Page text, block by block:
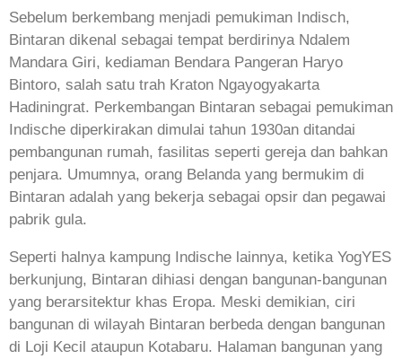
Sebelum berkembang menjadi pemukiman Indisch,
Bintaran dikenal sebagai tempat berdirinya Ndalem
Mandara Giri, kediaman Bendara Pangeran Haryo
Bintoro, salah satu trah Kraton Ngayogyakarta
Hadiningrat. Perkembangan Bintaran sebagai pemukiman
Indische diperkirakan dimulai tahun 1930an ditandai
pembangunan rumah, fasilitas seperti gereja dan bahkan
penjara. Umumnya, orang Belanda yang bermukim di
Bintaran adalah yang bekerja sebagai opsir dan pegawai
pabrik gula.
Seperti halnya kampung Indische lainnya, ketika YogYES
berkunjung, Bintaran dihiasi dengan bangunan-bangunan
yang berarsitektur khas Eropa. Meski demikian, ciri
bangunan di wilayah Bintaran berbeda dengan bangunan
di Loji Kecil ataupun Kotabaru. Halaman bangunan yang